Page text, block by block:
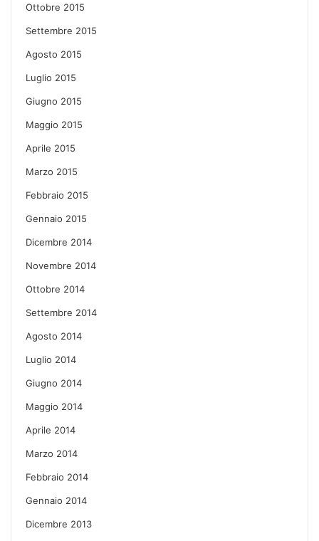
Ottobre 2015
Settembre 2015
Agosto 2015
Luglio 2015
Giugno 2015
Maggio 2015
Aprile 2015
Marzo 2015
Febbraio 2015
Gennaio 2015
Dicembre 2014
Novembre 2014
Ottobre 2014
Settembre 2014
Agosto 2014
Luglio 2014
Giugno 2014
Maggio 2014
Aprile 2014
Marzo 2014
Febbraio 2014
Gennaio 2014
Dicembre 2013